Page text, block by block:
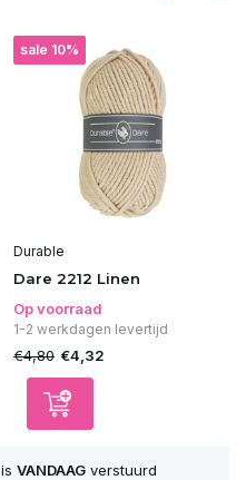
sale 10%
Durable
Dare 2212 Linen
Op voorraad
1-2 werkdagen levertijd
€4,80 €4,32
GRATISVerzending vanaf 75€